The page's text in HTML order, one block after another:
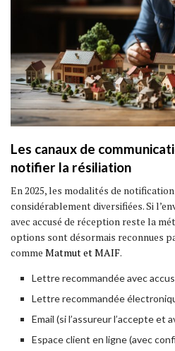
Les canaux de
notifier la résiliation
En 2025, les modalités de
considérablement diversifiées. Si
avec accusé de réception reste la
options sont désormais reconnues
comme Matmut et MAIF.
Lettre recommandée avec
Lettre recommandée
Email (si l’assureur l’accepte et
Espace client en ligne (avec